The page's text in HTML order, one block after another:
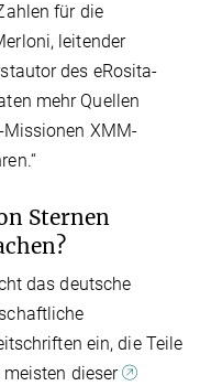
für die
leitender
des eRosita-
mehr Quellen
XMM-
Sternen
das deutsche
ein, die Teile
meisten dieser